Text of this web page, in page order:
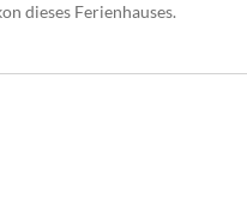
dieses Ferienhauses.